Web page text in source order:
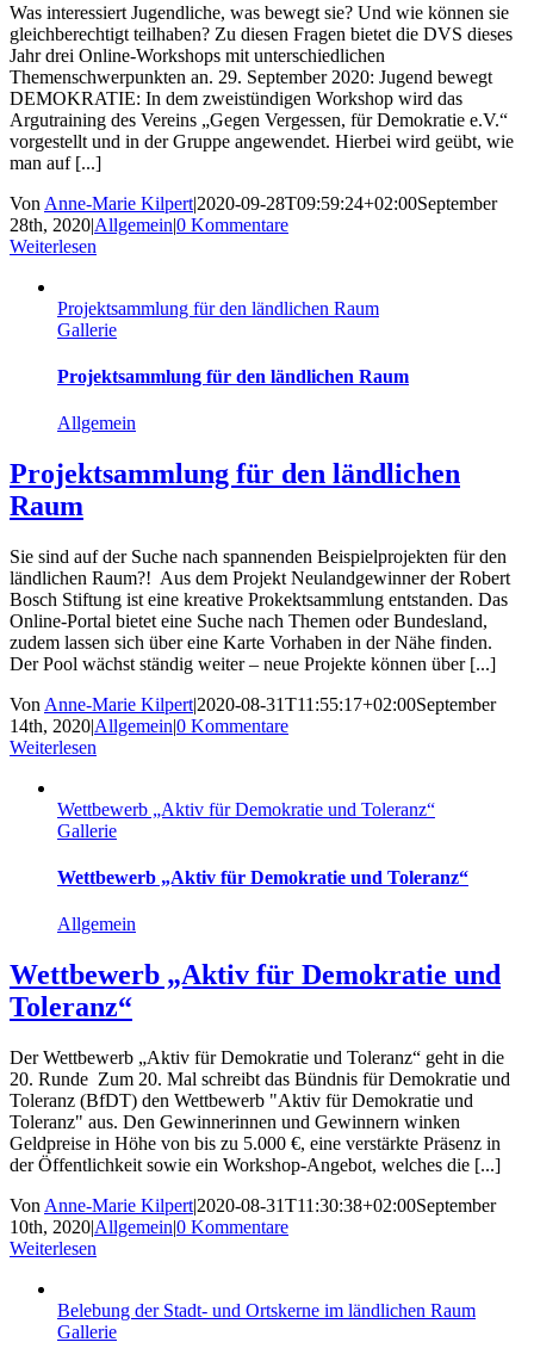
Was interessiert Jugendliche, was bewegt sie? Und wie können sie
gleichberechtigt teilhaben? Zu diesen Fragen bietet die DVS dieses
Jahr drei Online-Workshops mit unterschiedlichen
Themenschwerpunkten an. 29. September 2020: Jugend bewegt
DEMOKRATIE: In dem zweistündigen Workshop wird das
Argutraining des Vereins „Gegen Vergessen, für Demokratie e.V.“
vorgestellt und in der Gruppe angewendet. Hierbei wird geübt, wie
man auf [...]
Von Anne-Marie Kilpert|2020-09-28T09:59:24+02:00September
28th, 2020|Allgemein|0 Kommentare
Weiterlesen
Projektsammlung für den ländlichen Raum
Gallerie
Projektsammlung für den ländlichen Raum
Allgemein
Projektsammlung für den ländlichen
Raum
Sie sind auf der Suche nach spannenden Beispielprojekten für den
ländlichen Raum?! Aus dem Projekt Neulandgewinner der Robert
Bosch Stiftung ist eine kreative Prokektsammlung entstanden. Das
Online-Portal bietet eine Suche nach Themen oder Bundesland,
zudem lassen sich über eine Karte Vorhaben in der Nähe finden.
Der Pool wächst ständig weiter – neue Projekte können über [...]
Von Anne-Marie Kilpert|2020-08-31T11:55:17+02:00September
14th, 2020|Allgemein|0 Kommentare
Weiterlesen
Wettbewerb „Aktiv für Demokratie und Toleranz“
Gallerie
Wettbewerb „Aktiv für Demokratie und Toleranz“
Allgemein
Wettbewerb „Aktiv für Demokratie und
Toleranz“
Der Wettbewerb „Aktiv für Demokratie und Toleranz“ geht in die
20. Runde Zum 20. Mal schreibt das Bündnis für Demokratie und
Toleranz (BfDT) den Wettbewerb "Aktiv für Demokratie und
Toleranz" aus. Den Gewinnerinnen und Gewinnern winken
Geldpreise in Höhe von bis zu 5.000 €, eine verstärkte Präsenz in
der Öffentlichkeit sowie ein Workshop-Angebot, welches die [...]
Von Anne-Marie Kilpert|2020-08-31T11:30:38+02:00September
10th, 2020|Allgemein|0 Kommentare
Weiterlesen
Belebung der Stadt- und Ortskerne im ländlichen Raum
Gallerie